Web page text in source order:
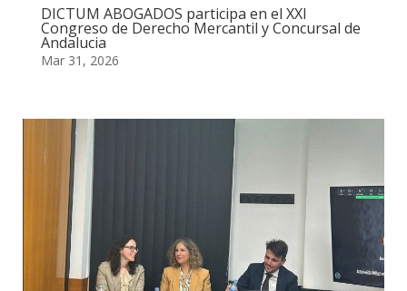
DICTUM ABOGADOS participa en el XXI
Congreso de Derecho Mercantil y Concursal de
Andalucia
Mar 31, 2026